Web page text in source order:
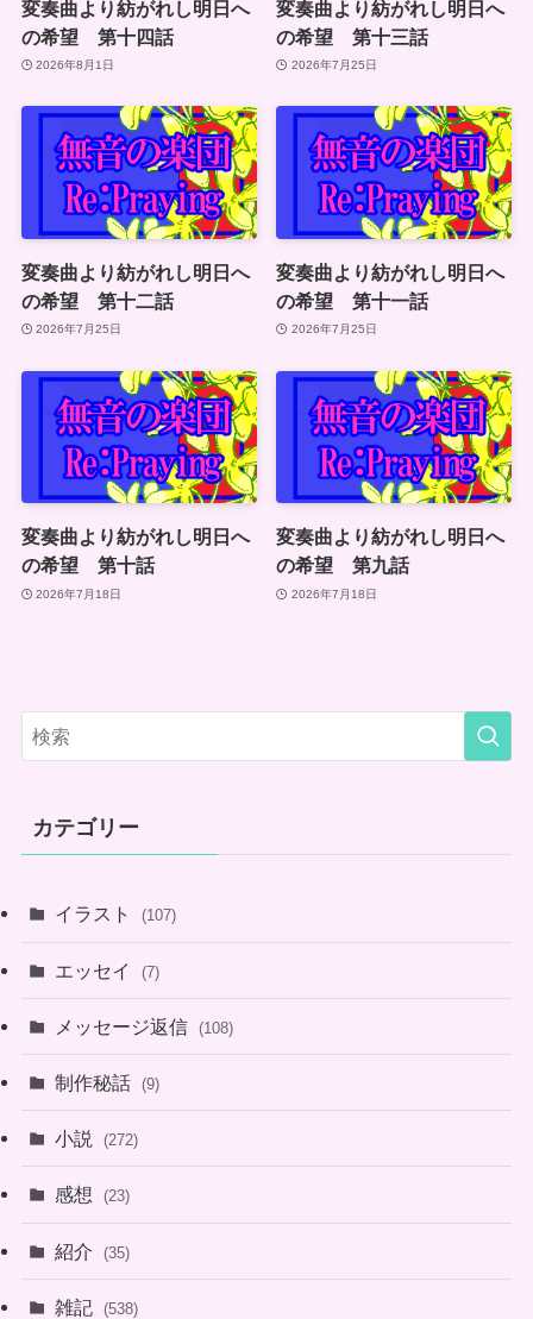
変奏曲より紡がれし明日へ
の希望 第十四話
2026年8月1日
変奏曲より紡がれし明日へ
の希望 第十三話
2026年7月25日
変奏曲より紡がれし明日へ
の希望 第十二話
2026年7月25日
変奏曲より紡がれし明日へ
の希望 第十一話
2026年7月25日
変奏曲より紡がれし明日へ
の希望 第十話
2026年7月18日
変奏曲より紡がれし明日へ
の希望 第九話
2026年7月18日
カテゴリー
イラスト (107)
エッセイ (7)
メッセージ返信 (108)
制作秘話 (9)
小説 (272)
感想 (23)
紹介 (35)
雑記 (538)